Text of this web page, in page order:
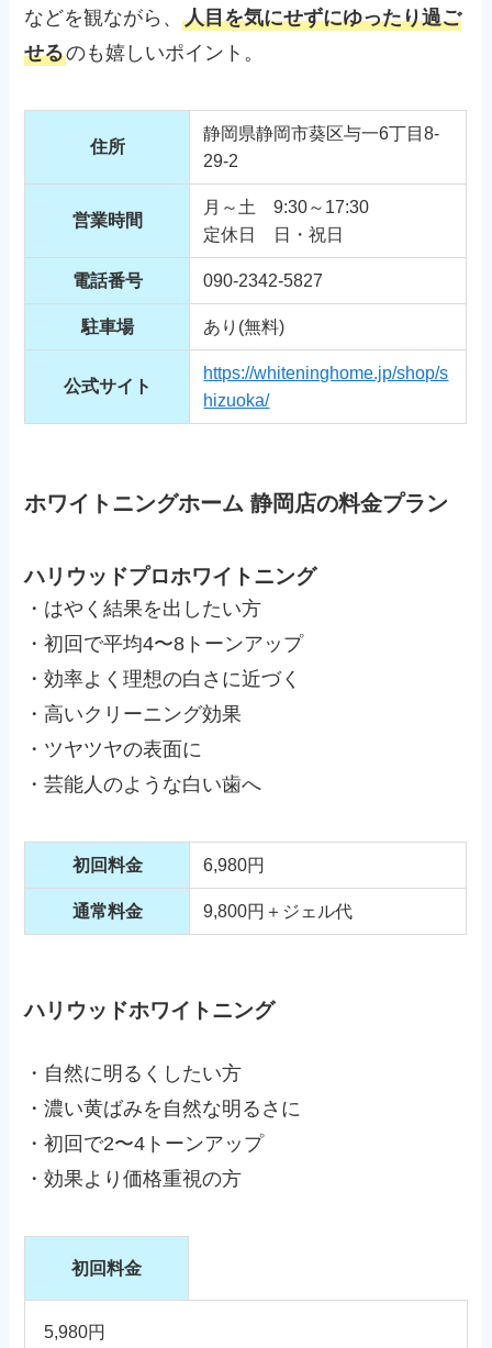
などを観ながら、人目を気にせずにゆったり過ご
せるのも嬉しいポイント。
住所
静岡県静岡市葵区与一6丁目8-
29-2
営業時間
月～土 9:30～17:30
定休日 日・祝日
電話番号 090-2342-5827
駐車場 あり(無料)
公式サイト
https://whiteninghome.jp/shop/s
hizuoka/
ホワイトニングホーム 静岡店の料金プラン
ハリウッドプロホワイトニング
・はやく結果を出したい方
・初回で平均4〜8トーンアップ
・効率よく理想の白さに近づく
・高いクリーニング効果
・ツヤツヤの表面に
・芸能人のような白い歯へ
初回料金 6,980円
通常料金 9,800円＋ジェル代
ハリウッドホワイトニング
・自然に明るくしたい方
・濃い黄ばみを自然な明るさに
・初回で2〜4トーンアップ
・効果より価格重視の方
初回料金
5,980円